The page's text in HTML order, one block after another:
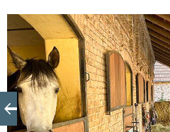
oder für Distanzreiter, die
in neuer Umgebung planen.